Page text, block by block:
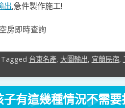
出,急件製作施工!
房即時查詢
Tagged 台東名產, 大圖輸出, 宜蘭民宿,
有這幾種情況不需